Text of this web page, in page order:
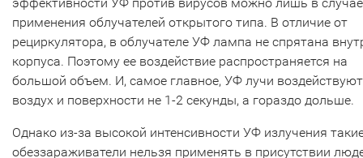
эффективности УФ против вирусов можно лишь в случае
применения облучателей открытого типа. В отличие от
рециркулятора, в облучателе УФ лампа не спрятана
корпуса. Поэтому ее воздействие распространяется на
большой объем. И, самое главное, УФ лучи
воздух и поверхности не 1-2 секунды, а гораздо дольше.
Однако из-за высокой интенсивности УФ излучения
обеззараживатели нельзя применять в присутствии